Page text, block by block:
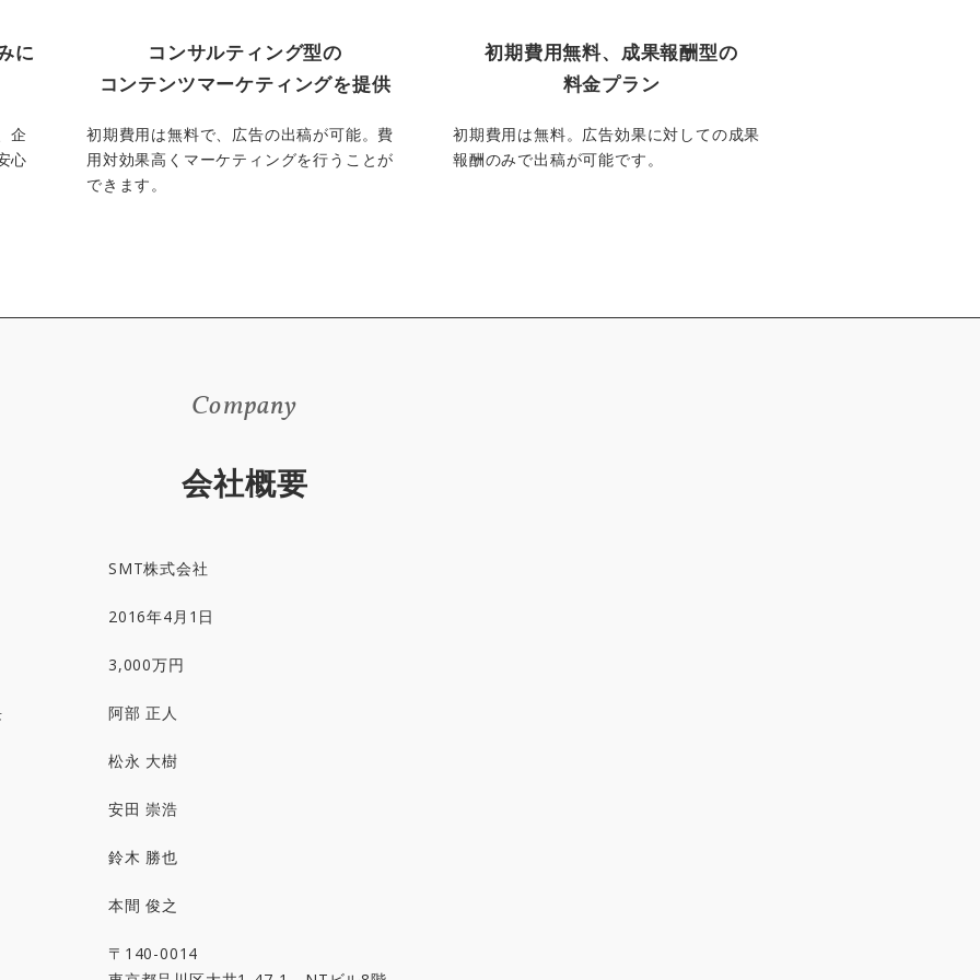
に
企
心
コンサルティング型の
コンテンツマーケティングを提供
初期費用は無料で、広告の出稿が可能。費
用対効果高くマーケティングを行うことが
できます。
初期費用無料、成果報酬型の
料金プラン
初期費用は無料。広告効果に対しての成果
報酬のみで出稿が可能です。
Company
会社概要
SMT株式会社
2016年4月1日
3,000万円
阿部 正人
松永 大樹
安田 崇浩
鈴木 勝也
本間 俊之
〒140-0014